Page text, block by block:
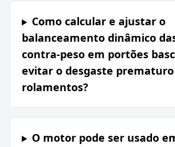
Como calcular e ajustar o
balanceamento dinâmico
contra-peso em portões
evitar o desgaste
rolamentos?
O motor pode ser usado